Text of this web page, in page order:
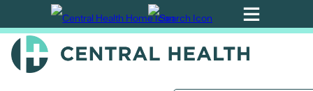
Ir
al
contenido